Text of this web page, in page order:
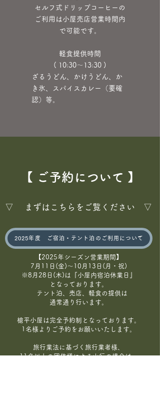
セルフ式ドリップコーヒーの
ご利用は小屋売店営業時間内
で可能です。
軽食提供時間
( 10:30～13:30 )
​ざるうどん、かけうどん、か
き氷、スパイスカレー（要確
認）等。
​【 ご予約について 】
​▽ まずはこちらをご覧ください ▽
2025年度 ご宿泊・テント泊のご利用について
【2025年シーズン営業期間】
7月11日(金)～10月13日(月・祝)
※8月28日(木)は『小屋内宿泊休業日』
となっております。
テント泊、売店、軽食の提供は
通常通り行います。
​槍平小屋は完全予約制となっております。
1名様よりご予約をお願いいたします。
旅行業法に基づく旅行業者様、
11名以上の団体様による山行の場合は、